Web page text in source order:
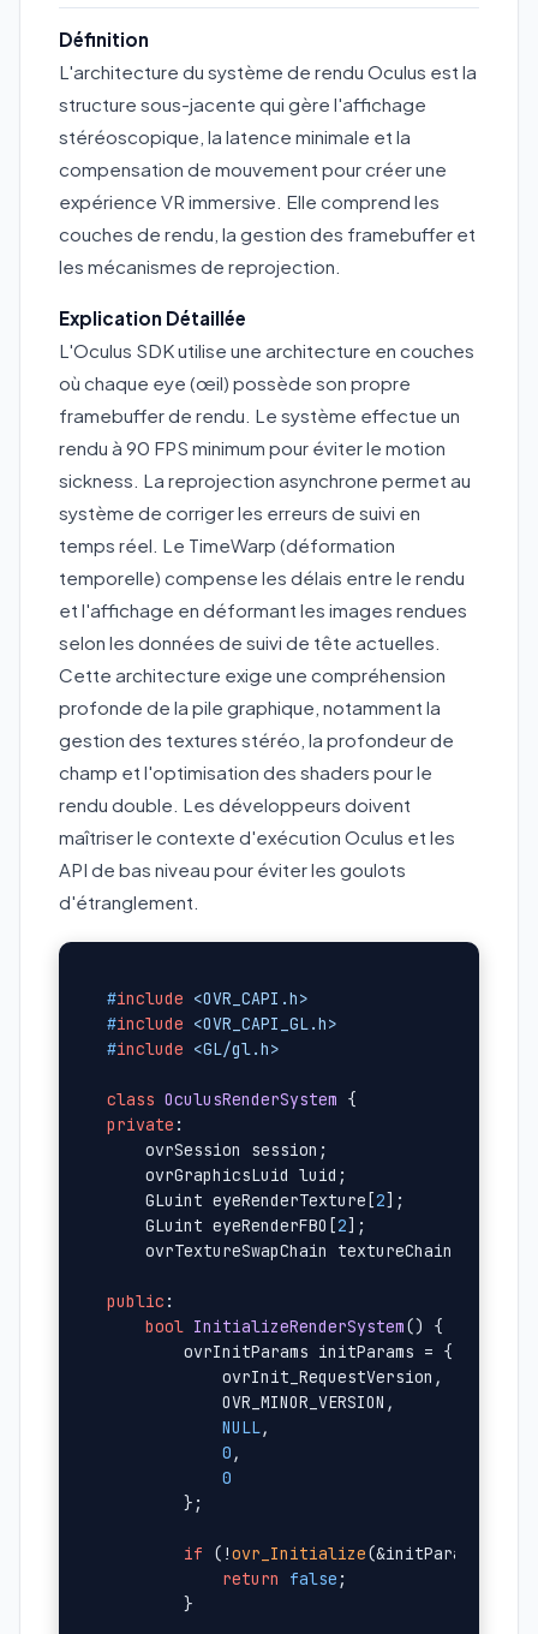
Définition
L'architecture du système de rendu Oculus est la
structure sous-jacente qui gère l'affichage
stéréoscopique, la latence minimale et la
compensation de mouvement pour créer une
expérience VR immersive. Elle comprend les
couches de rendu, la gestion des framebuffer et
les mécanismes de reprojection.
Explication Détaillée
L'Oculus SDK utilise une architecture en couches
où chaque eye (œil) possède son propre
framebuffer de rendu. Le système effectue un
rendu à 90 FPS minimum pour éviter le motion
sickness. La reprojection asynchrone permet au
système de corriger les erreurs de suivi en
temps réel. Le TimeWarp (déformation
temporelle) compense les délais entre le rendu
et l'affichage en déformant les images rendues
selon les données de suivi de tête actuelles.
Cette architecture exige une compréhension
profonde de la pile graphique, notamment la
gestion des textures stéréo, la profondeur de
champ et l'optimisation des shaders pour le
rendu double. Les développeurs doivent
maîtriser le contexte d'exécution Oculus et les
API de bas niveau pour éviter les goulots
d'étranglement.
#include <OVR_CAPI.h>
#include <OVR_CAPI_GL.h>
#include <GL/gl.h>
class OculusRenderSystem
private :
    ovrSession session;
    ovrGraphicsLuid luid;
    GLuint eyeRenderTexture[
2];
    GLuint eyeRenderFBO[
2];
    ovrTextureSwapChain textureChain[
public :
bool InitializeRenderSystem()
{
        ovrInitParams initParams = {
            ovrInit_RequestVersion,
            OVR_MINOR_VERSION,
NULL,
0 ,
0
        };
if (!ovr_Initialize(&initParams)) {
return
false ;
        }